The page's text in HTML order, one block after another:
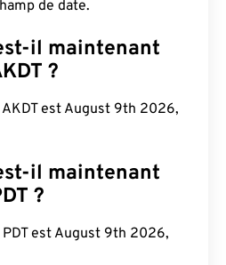
de date.
il maintenant
?
est August 9th 2026,
il maintenant
?
est August 9th 2026,